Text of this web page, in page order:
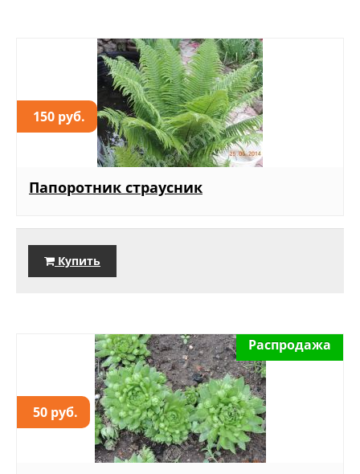
150 руб.
Папоротник страусник
Купить
50 руб.
Распродажа